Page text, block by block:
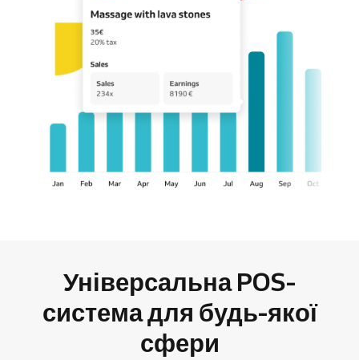
Універсальна POS-
система для будь-якої
сфери